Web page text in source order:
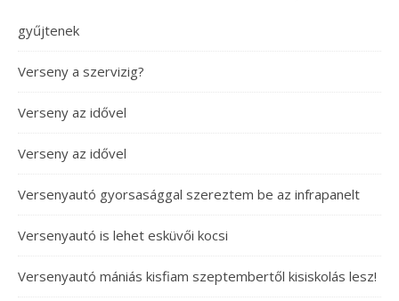
gyűjtenek
Verseny a szervizig?
Verseny az idővel
Verseny az idővel
Versenyautó gyorsasággal szereztem be az infrapanelt
Versenyautó is lehet esküvői kocsi
Versenyautó mániás kisfiam szeptembertől kisiskolás lesz!